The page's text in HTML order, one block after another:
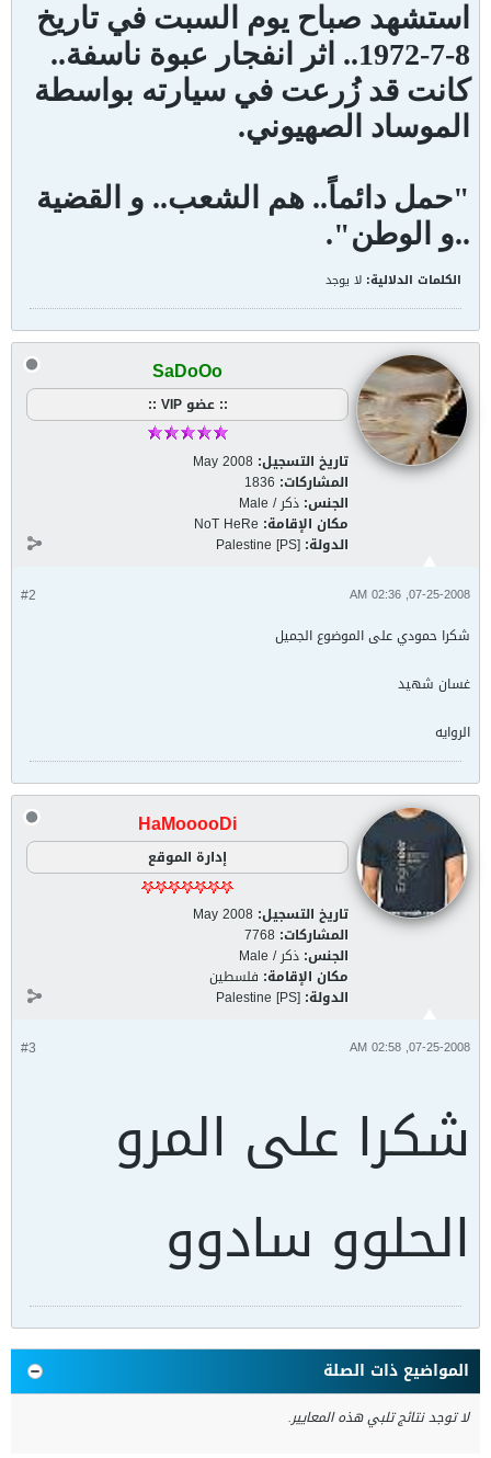
استشهد صباح يوم السبت في تاريخ
8-7-1972.. اثر انفجار عبوة ناسفة..
كانت قد زُرعت في سيارته بواسطة
الموساد الصهيوني.
"حمل دائماً.. هم الشعب.. و القضية
..و الوطن".
الكلمات الدلالية: لا يوجد
SaDoOo
:: عضو VIP ::
تاريخ التسجيل: May 2008
المشاركات: 1836
الجنس: ذكر / Male
مكان الإقامة: NoT HeRe
الدولة: Palestine [PS]
#2 07-25-2008, 02:36 AM
شكرا حمودي على الموضوع الجميل
غسان شهيد
الروايه
HaMooooDi
إدارة الموقع
تاريخ التسجيل: May 2008
المشاركات: 7768
الجنس: ذكر / Male
مكان الإقامة: فلسطين
الدولة: Palestine [PS]
#3 07-25-2008, 02:58 AM
شكرا على المرو
الحلوو سادوو
المواضيع ذات الصلة
لا توجد نتائج تلبي هذه المعايير.